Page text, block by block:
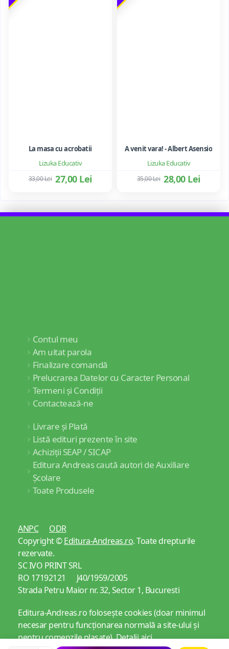
Lizuka Educativ
La masa cu acrobatii
27,00 Lei
33,00 Lei
Lizuka Educativ
A venit vara! - Albert Asensio
28,00 Lei
35,00 Lei
Contul meu
Am uitat parola
Finalizare comandă
Prelucrarea Datelor cu Caracter Personal
Termeni și Condiții
Contactează-ne
Livrare și Plată
Listă edituri prezente în site
Achiziții SEAP / SICAP
Editura Andreas caută autori de Auxiliare
Școlare
Toate Produsele
ANPC
ODR
Copyright ©Editura-Andreas.ro. Toate drepturile
rezervate.
SC IVO PRINT SRL
RO 17192121 J40/1959/2005
Strada Petru Maior nr. 32, Sector 1, Bucuresti
Editura-Andreas.ro folosește cookies (doar minimul
necesar pentru funcționarea normală a site-ului și
pentru comenzile plasate).Detalii aici